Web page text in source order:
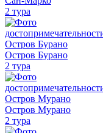
2 тура
Остров Бурано
2 тура
Остров Мурано
2 тура